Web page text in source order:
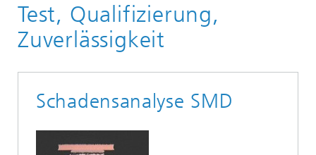
Abteilungen
System Integration & Interconnection Technologies
Leistungsangebot
Test, Qualifizierung,
Zuverlässigkeit
Schadensanalyse SMD